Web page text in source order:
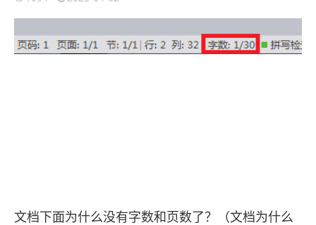
文档下面为什么没有字数和页数了？（文档为什么